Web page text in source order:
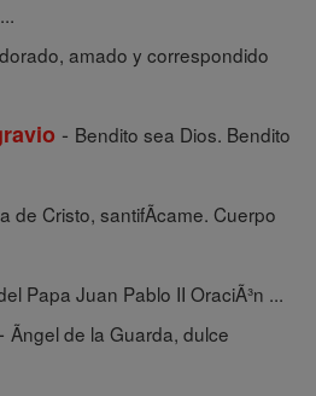
amado y correspondido
- Bendito sea Dios. Bendito
de Cristo, santifÃ­came. Cuerpo
Papa Juan Pablo II OraciÃ³n ...
- Ãngel de la Guarda, dulce